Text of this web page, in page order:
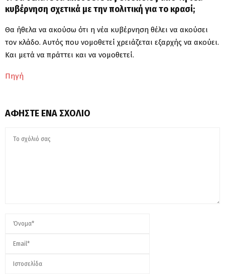
κυβέρνηση σχετικά με την πολιτική για το κρασί;
Θα ήθελα να ακούσω ότι η νέα κυβέρνηση θέλει να ακούσει
τον κλάδο. Αυτός που νομοθετεί χρειάζεται εξαρχής να ακούει.
Και μετά να πράττει και να νομοθετεί.
Πηγή
ΑΦΉΣΤΕ ΈΝΑ ΣΧΌΛΙΟ